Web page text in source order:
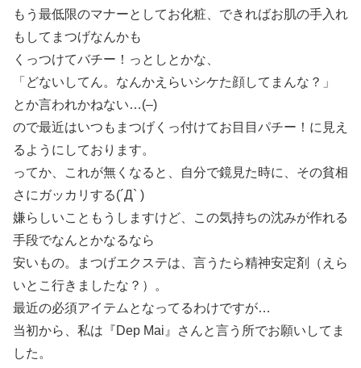
もう最低限のマナーとしてお化粧、できればお肌の手入れ
もしてまつげなんかも
くっつけてバチー！っとしとかな、
「どないしてん。なんかえらいシケた顔してまんな？」
とか言われかねない…(–)
ので最近はいつもまつげくっ付けてお目目パチー！に見え
るようにしております。
ってか、これが無くなると、自分で鏡見た時に、その貧相
さにガッカリする(´Д` )
嫌らしいこともうしますけど、この気持ちの沈みが作れる
手段でなんとかなるなら
安いもの。まつげエクステは、言うたら精神安定剤（えら
いとこ行きましたな？）。
最近の必須アイテムとなってるわけですが…
当初から、私は『Dep Mai』さんと言う所でお願いしてま
した。